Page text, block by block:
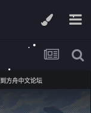
舟中文论坛